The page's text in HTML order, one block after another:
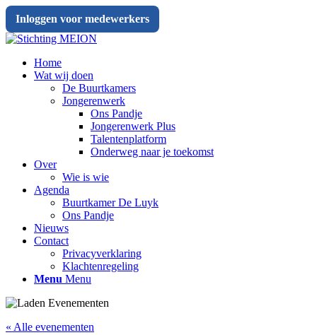
Inloggen voor medewerkers
Home
Wat wij doen
De Buurtkamers
Jongerenwerk
Ons Pandje
Jongerenwerk Plus
Talentenplatform
Onderweg naar je toekomst
Over
Wie is wie
Agenda
Buurtkamer De Luyk
Ons Pandje
Nieuws
Contact
Privacyverklaring
Klachtenregeling
Menu Menu
« Alle evenementen